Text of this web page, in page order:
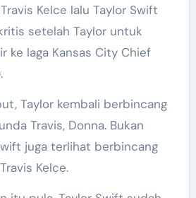
Kelce lalu Taylor Swift
setelah Taylor untuk
ke laga Kansas City Chief
Taylor kembali berbincang
Travis, Donna. Bukan
juga terlihat berbincang
Kelce.